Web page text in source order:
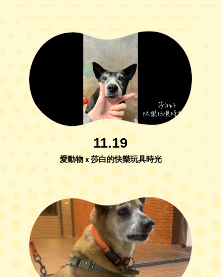
11.19
愛動物 x 莎白的快樂玩具時光